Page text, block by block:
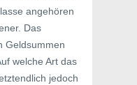
angehören
Das
Geldsummen
welche Art das
jedoch